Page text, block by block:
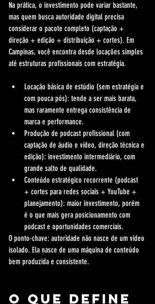
Na prática, o investimento pode variar bastante,
mas quem busca autoridade digital precisa
considerar o pacote completo (captação +
direção + edição + distribuição + cortes). Em
Campinas, você encontra desde locações simples
até estruturas profissionais com estratégia.
Locação básica de estúdio (sem estratégia e
com pouca pós): tende a ser mais barata,
mas raramente entrega consistência de
marca e performance.
Produção de podcast profissional (com
captação de áudio e vídeo, direção técnica e
edição): investimento intermediário, com
grande salto de qualidade.
Conteúdo estratégico recorrente (podcast
+ cortes para redes sociais + YouTube +
planejamento): maior investimento, porém
é o que mais gera posicionamento com
podcast e oportunidades comerciais.
O ponto-chave: autoridade não nasce de um vídeo
isolado. Ela nasce de uma máquina de conteúdo
bem produzida e consistente.
O que define